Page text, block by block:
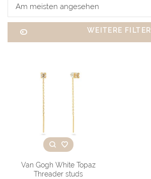
Am meisten angesehen
WEITERE FILTER
Van Gogh White Topaz
Threader studs